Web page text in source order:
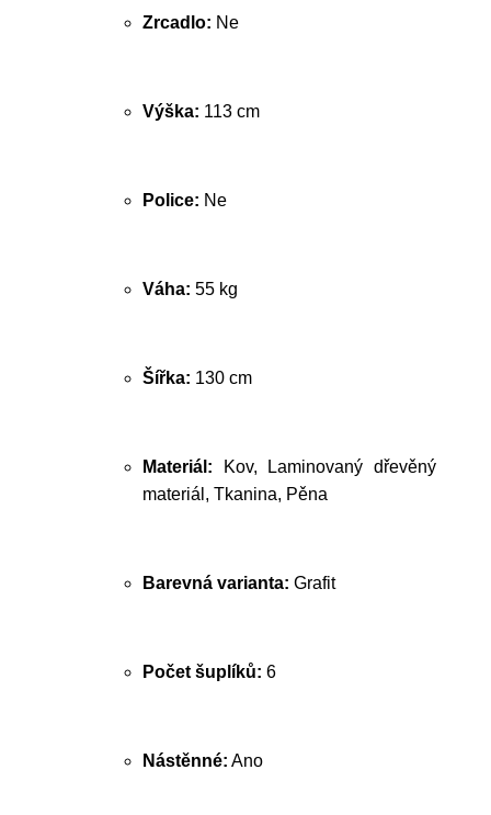
Zrcadlo: Ne
Výška: 113 cm
Police: Ne
Váha: 55 kg
Šířka: 130 cm
Materiál: Kov, Laminovaný dřevěný
materiál, Tkanina, Pěna
Barevná varianta: Grafit
Počet šuplíků: 6
Nástěnné: Ano